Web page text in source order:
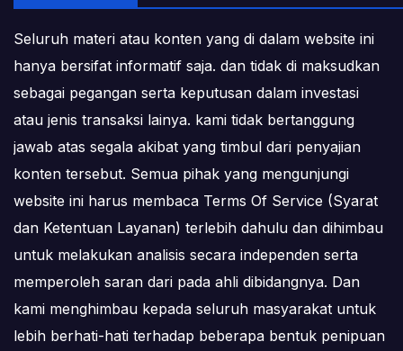
Seluruh materi atau konten yang di dalam website ini
hanya bersifat informatif saja. dan tidak di maksudkan
sebagai pegangan serta keputusan dalam investasi
atau jenis transaksi lainya. kami tidak bertanggung
jawab atas segala akibat yang timbul dari penyajian
konten tersebut. Semua pihak yang mengunjungi
website ini harus membaca Terms Of Service (Syarat
dan Ketentuan Layanan) terlebih dahulu dan dihimbau
untuk melakukan analisis secara independen serta
memperoleh saran dari pada ahli dibidangnya. Dan
kami menghimbau kepada seluruh masyarakat untuk
lebih berhati-hati terhadap beberapa bentuk penipuan